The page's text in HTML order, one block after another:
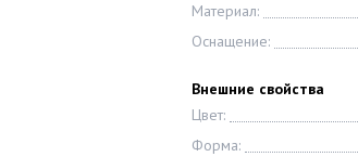
Материал:
Оснащение:
Внешние свойства
Цвет:
Форма: